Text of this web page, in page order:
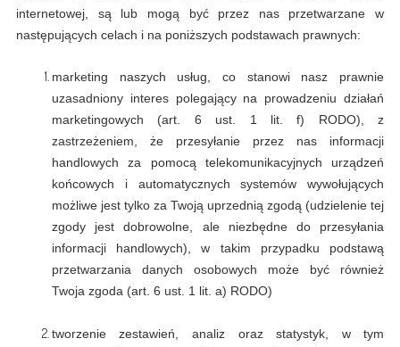
internetowej, są lub mogą być przez nas przetwarzane w
następujących celach i na poniższych podstawach prawnych:
marketing naszych usług, co stanowi nasz prawnie
uzasadniony interes polegający na prowadzeniu działań
marketingowych (art. 6 ust. 1 lit. f) RODO), z
zastrzeżeniem, że przesyłanie przez nas informacji
handlowych za pomocą telekomunikacyjnych urządzeń
końcowych i automatycznych systemów wywołujących
możliwe jest tylko za Twoją uprzednią zgodą (udzielenie tej
zgody jest dobrowolne, ale niezbędne do przesyłania
informacji handlowych), w takim przypadku podstawą
przetwarzania danych osobowych może być również
Twoja zgoda (art. 6 ust. 1 lit. a) RODO)
tworzenie zestawień, analiz oraz statystyk, w tym